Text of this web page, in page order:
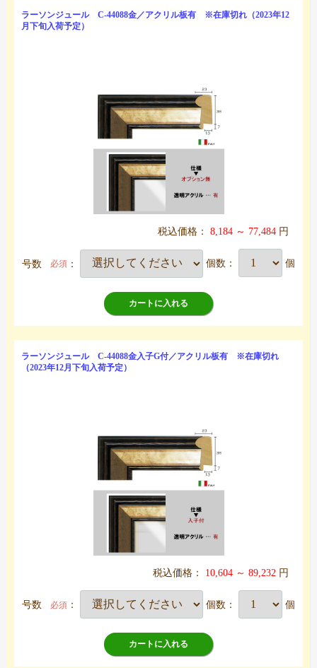
ラーソンジュール C-44088金／アクリル板有 ※在庫切れ（2023年12
月下旬入荷予定）
税込価格： 8,184 ～ 77,484 円
号数 必須 ： 個数： 個
カートに入れる
ラーソンジュール C-44088金入子G付／アクリル板有 ※在庫切れ
（2023年12月下旬入荷予定）
税込価格： 10,604 ～ 89,232 円
号数 必須 ： 個数： 個
カートに入れる